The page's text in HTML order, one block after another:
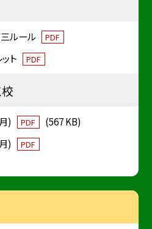
三ルール PDF
ト PDF
) PDF
(567 KB)
)
PDF